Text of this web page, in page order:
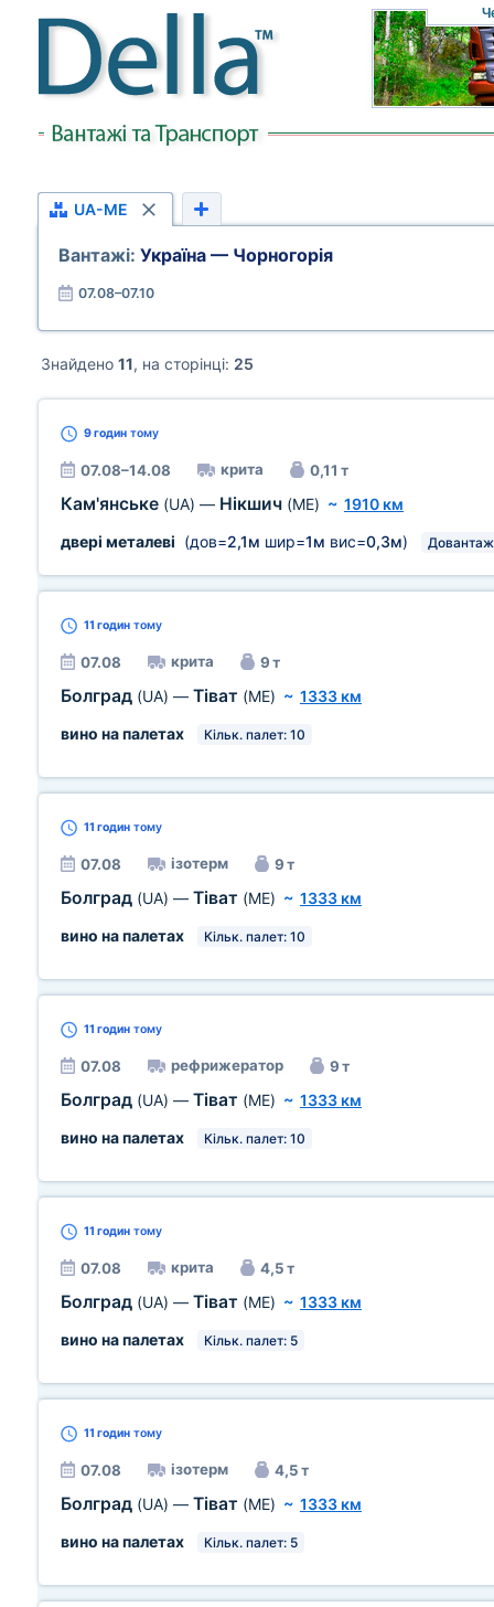
UA-ME
Вантажі: Україна — Чорногорія
07.08–07.10
Знайдено 11, на сторінці: 25
9 годин тому
07.08–14.08 крита 0,11 т
Кам'янське (UA) — Нікшич (ME) ~ 1910 км
двері металеві (дов=2,1м шир=1м вис=0,3м)
11 годин тому
07.08 крита 9 т
Болград (UA) — Тіват (ME) ~ 1333 км
вино на палетах
Кільк. палет: 10
11 годин тому
07.08 ізотерм 9 т
Болград (UA) — Тіват (ME) ~ 1333 км
вино на палетах
Кільк. палет: 10
11 годин тому
07.08 рефрижератор 9 т
Болград (UA) — Тіват (ME) ~ 1333 км
вино на палетах
Кільк. палет: 10
11 годин тому
07.08 крита 4,5 т
Болград (UA) — Тіват (ME) ~ 1333 км
вино на палетах
Кільк. палет: 5
11 годин тому
07.08 ізотерм 4,5 т
Болград (UA) — Тіват (ME) ~ 1333 км
вино на палетах
Кільк. палет: 5